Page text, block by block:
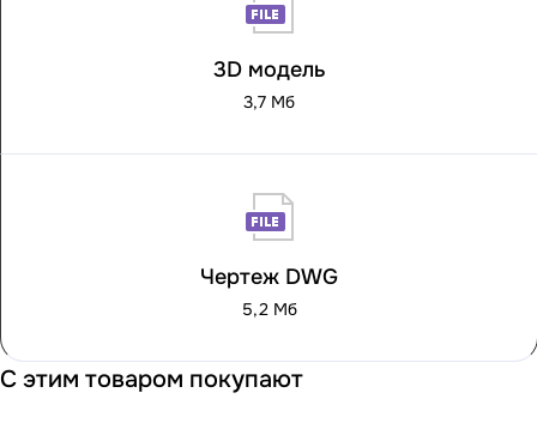
3D модель
3,7 Мб
Чертеж DWG
5,2 Мб
С этим товаром покупают